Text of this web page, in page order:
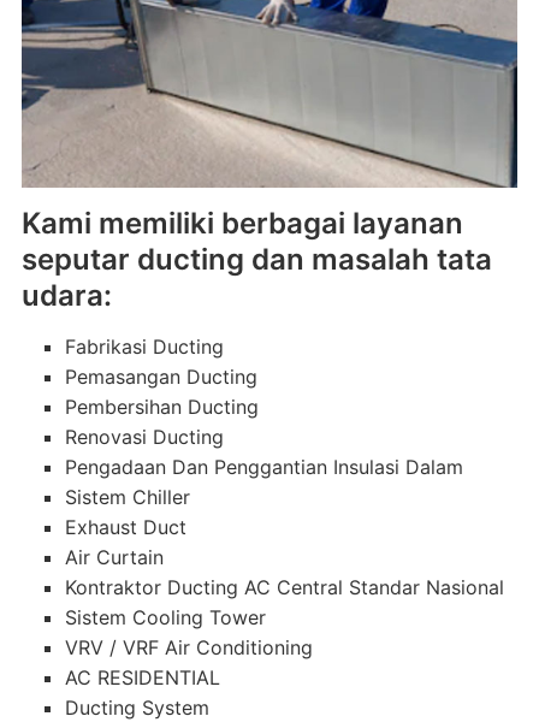
Kami memiliki berbagai layanan
seputar ducting dan masalah tata
udara:
Fabrikasi Ducting
Pemasangan Ducting
Pembersihan Ducting
Renovasi Ducting
Pengadaan Dan Penggantian Insulasi Dalam
Sistem Chiller
Exhaust Duct
Air Curtain
Kontraktor Ducting AC Central Standar Nasional
Sistem Cooling Tower
VRV / VRF Air Conditioning
AC RESIDENTIAL
Ducting System